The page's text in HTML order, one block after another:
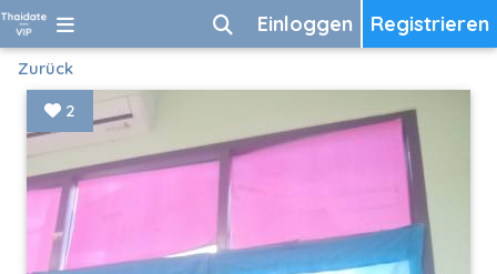
Registrieren
Einloggen
Zurück
2